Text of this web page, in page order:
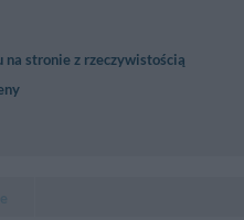
na stronie z rzeczywistością